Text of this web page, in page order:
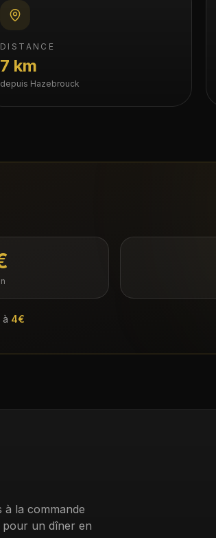
DISTANCE
7 km
depuis Hazebrouck
à 4€
la commande
pour un dîner en